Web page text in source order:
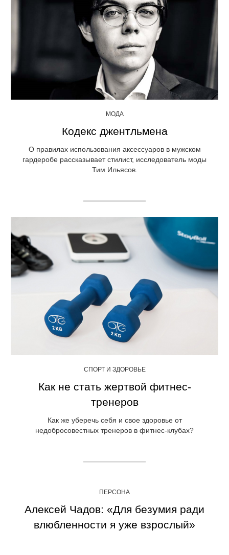
МОДА
Кодекс джентльмена
О правилах использования аксессуаров в мужском
гардеробе рассказывает стилист, исследователь моды
Тим Ильясов.
СПОРТ И ЗДОРОВЬЕ
Как не стать жертвой фитнес-
тренеров
Как же уберечь себя и свое здоровье от
недобросовестных тренеров в фитнес-клубах?
ПЕРСОНА
Алексей Чадов: «Для безумия ради
влюбленности я уже взрослый»